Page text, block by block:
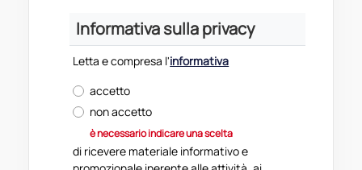
aggiunta alle altre definizioni ivi
contemplate, i seguenti termini avranno il
significato qui di seguito riportato. 1.1
"Condizioni Generali": sono tutte le
condizioni di vendita sul sito
www.doctorshop.it, applicabili al rapporto
contrattuale intercorrente tra Doctor
Shop Srl e il cliente. 1.2 "Doctor Shop Srl" o
“Fornitore” è la società proprietaria del
Informativa sulla privacy
Letta e compresa l'informativa
accetto
non accetto
è necessario indicare una scelta
di ricevere materiale informativo e